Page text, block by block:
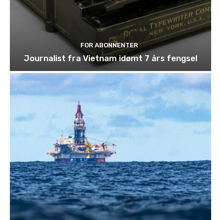
FOR ABONNENTER
Journalist fra Vietnam idømt 7 års fengsel